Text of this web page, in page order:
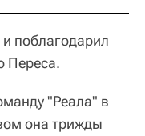
поблагодарил
Переса.
"Реала" в
она трижды